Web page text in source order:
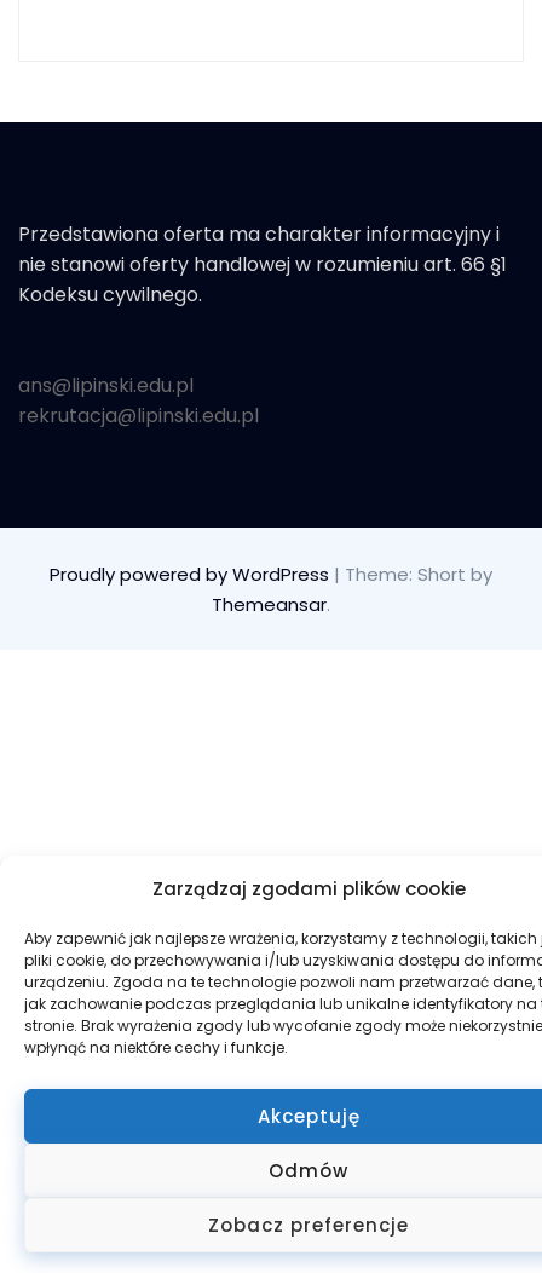
Zarządzaj zgodami plików cookie
Aby zapewnić jak najlepsze wrażenia, korzystamy z technologii, takich
pliki cookie, do przechowywania i/lub uzyskiwania dostępu do
urządzeniu. Zgoda na te technologie pozwoli nam przetwarzać dane,
jak zachowanie podczas przeglądania lub unikalne identyfikatory na
stronie. Brak wyrażenia zgody lub wycofanie zgody może niekorzystnie
wpłynąć na niektóre cechy i funkcje.
Akceptuję
Odmów
Zobacz preferencje
Przedstawiona oferta ma charakter informacyjny i
nie stanowi oferty handlowej w rozumieniu art. 66 §1
Kodeksu cywilnego.
ans@lipinski.edu.pl
rekrutacja@lipinski.edu.pl
Proudly powered by WordPress | Theme: Short by
Themeansar.